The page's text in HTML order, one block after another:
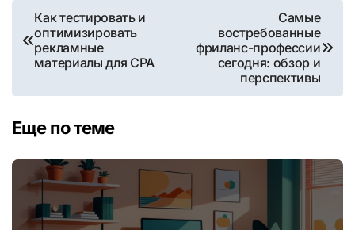
Навигация
по
записям
Как тестировать и
оптимизировать
рекламные
материалы для CPA
Самые
востребованные
фриланс-профессии
сегодня: обзор и
перспективы
Еще по теме